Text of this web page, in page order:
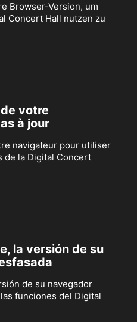
Browser-Version, um
Concert Hall nutzen zu
votre
à jour
navigateur pour utiliser
de la Digital Concert
la versión de su
de su navegador
funciones del Digital